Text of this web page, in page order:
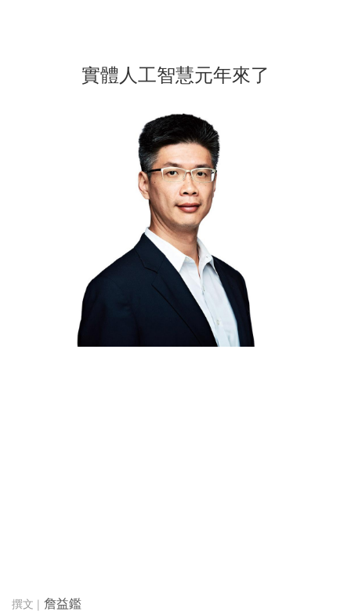
實體人工智慧元年來了
詹益鑑